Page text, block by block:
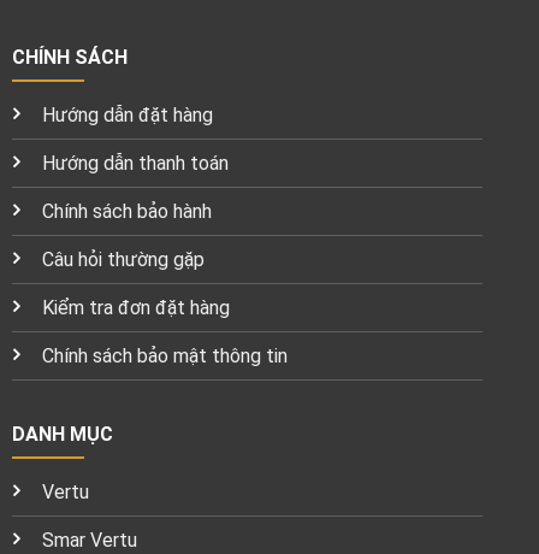
CHÍNH SÁCH
Hướng dẫn đặt hàng
Hướng dẫn thanh toán
Chính sách bảo hành
Câu hỏi thường gặp
Kiểm tra đơn đặt hàng
Chính sách bảo mật thông tin
DANH MỤC
Vertu
Smar Vertu